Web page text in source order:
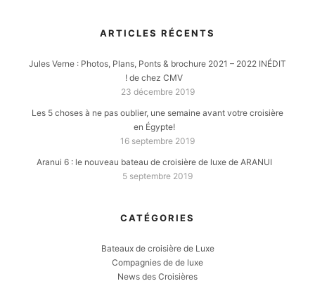
ARTICLES RÉCENTS
Jules Verne : Photos, Plans, Ponts & brochure 2021 – 2022 INÉDIT
! de chez CMV
23 décembre 2019
Les 5 choses à ne pas oublier, une semaine avant votre croisière
en Égypte!
16 septembre 2019
Aranui 6 : le nouveau bateau de croisière de luxe de ARANUI
5 septembre 2019
CATÉGORIES
Bateaux de croisière de Luxe
Compagnies de de luxe
News des Croisières